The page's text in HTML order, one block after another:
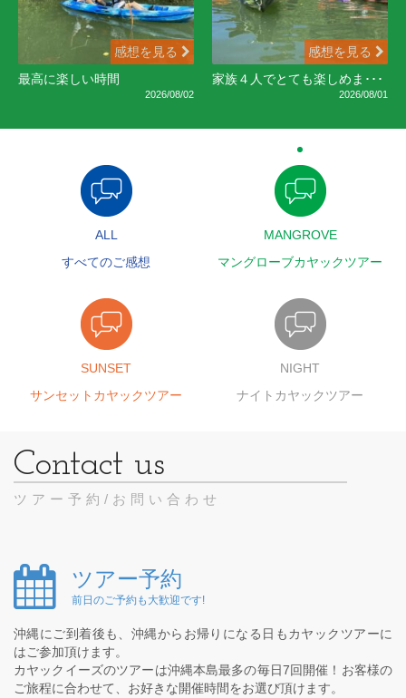
感想を見る
最高に楽しい時間
2026/08/02
感想を見る
家族４人でとても楽しめま･･･
2026/08/01
ALL
すべてのご感想
MANGROVE
マングローブカヤックツアー
SUNSET
サンセットカヤックツアー
NIGHT
ナイトカヤックツアー
ツアー予約/お問い合わせ
ツアー予約
前日のご予約も大歓迎です!
沖縄にご到着後も、沖縄からお帰りになる日もカヤックツアーに
はご参加頂けます。
カヤックイーズのツアーは沖縄本島最多の毎日7回開催！お客様の
ご旅程に合わせて、お好きな開催時間をお選び頂けます。